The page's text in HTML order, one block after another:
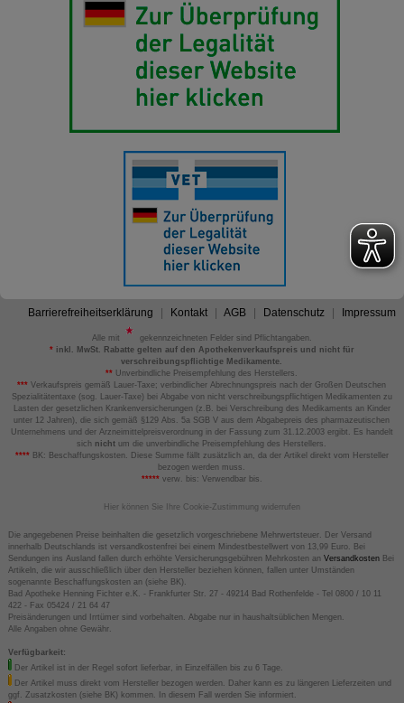
Barrierefreiheitserklärung Kontakt AGB Datenschutz Impressum
Alle mit
gekennzeichneten Felder sind Pflichtangaben.
*inkl. MwSt. Rabatte gelten auf den Apothekenverkaufspreis und nicht für
verschreibungspflichtige Medikamente.
** Unverbindliche Preisempfehlung des Herstellers.
*** Verkaufspreis gemäß Lauer-Taxe; verbindlicher Abrechnungspreis nach der Großen Deutschen
Spezialitätentaxe (sog. Lauer-Taxe) bei Abgabe von nicht verschreibungspflichtigen Medikamenten zu
Lasten der gesetzlichen Krankenversicherungen (z.B. bei Verschreibung des Medikaments an Kinder
unter 12 Jahren), die sich gemäß §129 Abs. 5a SGB V aus dem Abgabepreis des pharmazeutischen
Unternehmens und der Arzneimittelpreisverordnung in der Fassung zum 31.12.2003 ergibt. Es handelt
sich nicht um die unverbindliche Preisempfehlung des Herstellers.
****BK: Beschaffungskosten. Diese Summe fällt zusätzlich an, da der Artikel direkt vom Hersteller
bezogen werden muss.
*****verw. bis: Verwendbar bis.
Hier können Sie Ihre Cookie-Zustimmung widerrufen
Die angegebenen Preise beinhalten die gesetzlich vorgeschriebene Mehrwertsteuer. Der Versand
innerhalb Deutschlands ist versandkostenfrei bei einem Mindestbestellwert von 13,99 Euro. Bei
Sendungen ins Ausland fallen durch erhöhte Versicherungsgebühren Mehrkosten an VersandkostenBei
Artikeln, die wir ausschließlich über den Hersteller beziehen können, fallen unter Umständen
sogenannte Beschaffungskosten an (siehe BK).
Bad Apotheke Henning Fichter e.K. - Frankfurter Str. 27 - 49214 Bad Rothenfelde - Tel 0800 / 10 11
422 - Fax 05424 / 21 64 47
Preisänderungen und Irrtümer sind vorbehalten. Abgabe nur in haushaltsüblichen Mengen.
Alle Angaben ohne Gewähr.
Verfügbarkeit:
Der Artikel ist in der Regel sofort lieferbar, in Einzelfällen bis zu 6 Tage.
Der Artikel muss direkt vom Hersteller bezogen werden. Daher kann es zu längeren Lieferzeiten und
ggf. Zusatzkosten (siehe BK) kommen. In diesem Fall werden Sie informiert.